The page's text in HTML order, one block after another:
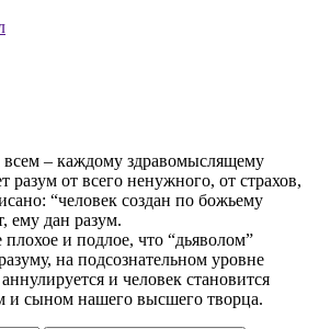
всем – каждому здравомыслящему
разум от всего ненужного, от страхов,
“человек создан по божьему
ему дан разум.
плохое и подлое, что “дьяволом”
на подсознательном уровне
и человек становится
и сыном нашего высшего творца.